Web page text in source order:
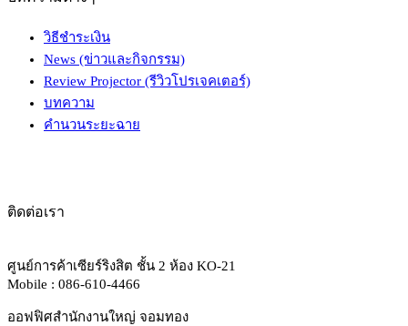
วิธีชำระเงิน
News (ข่าวและกิจกรรม)
Review Projector (รีวิวโปรเจคเตอร์)
บทความ
คำนวนระยะฉาย
ติดต่อเรา
ศูนย์การค้าเซียร์ริงสิต ชั้น 2 ห้อง KO-21
Mobile : 086-610-4466
ออฟฟิศสำนักงานใหญ่ จอมทอง